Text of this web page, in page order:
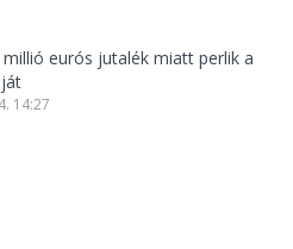
eurós jutalék miatt perlik a
14:27